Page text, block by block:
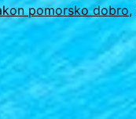
pomorsko dobro,